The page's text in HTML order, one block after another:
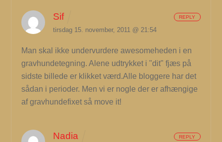
Sif
tirsdag 15. november, 2011 @ 21:54
Man skal ikke undervurdere awesomeheden i en
gravhundetegning. Alene udtrykket i "dit" fjæs på
sidste billede er klikket værd.Alle bloggere har det
sådan i perioder. Men vi er nogle der er afhængige
af gravhundefixet så move it!
REPLY
Nadia REPLY